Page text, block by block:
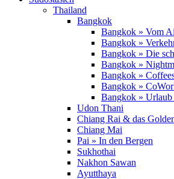
Thailand
Bangkok
Bangkok » Vom
Bangkok »
Bangkok » Die
Bangkok »
Bangkok »
Bangkok »
Bangkok »
Udon Thani
Chiang Rai & das
Chiang Mai
Pai » In den Bergen
Sukhothai
Nakhon Sawan
Ayutthaya